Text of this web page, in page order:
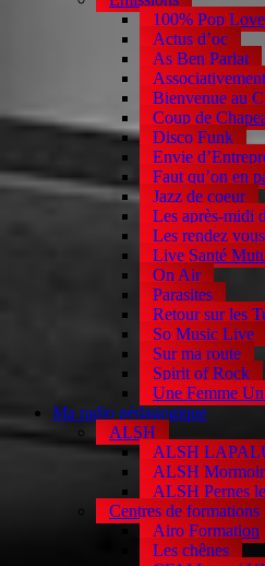
100% Pop Love
Actus d’oc
As Ben Parlat
Bienvenue au
Coup de
Disco Funk
Envie
Faut qu’on en
Jazz de coeur
Les après-midi
Les rendez
Live Santé
On Air
Parasites
Retour sur les
So Music Live
Sur ma route
Spirit of Rock
Une Femme
Ma radio pédagogique
ALSH
ALSH
ALSH
ALSH Pernes
Centres de formations
Airo Formation
Les chênes